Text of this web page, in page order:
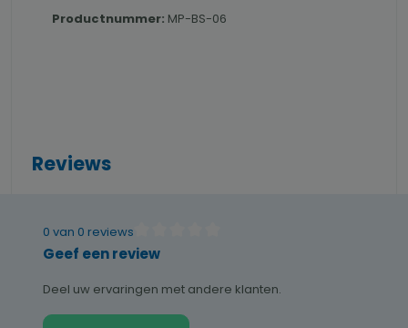
Productnummer: MP-BS-06
Reviews
0 van 0 reviews
Gemiddelde waardering van 0 van 5 sterren
Geef een review
Deel uw ervaringen met andere klanten.